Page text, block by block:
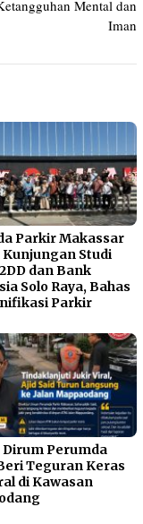
Mental dan
Iman
Parkir Makassar
Studi
dan Bank
Solo Raya, Bahas
Parkir
Dirum Perumda
Teguran Keras
di Kawasan